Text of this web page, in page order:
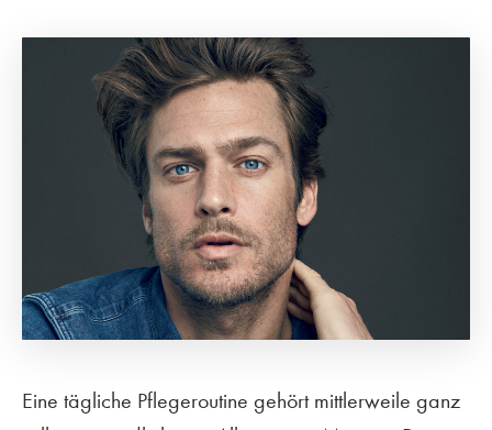
Eine tägliche Pflegeroutine gehört mittlerweile ganz